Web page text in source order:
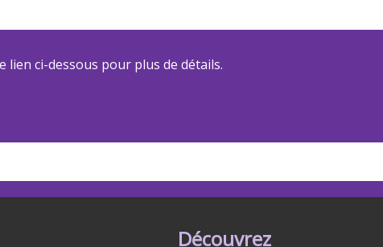
ci-dessous pour plus de détails.
Découvrez